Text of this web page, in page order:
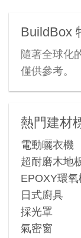
BuildBox
隨著全球化
僅供參考。
熱門建材
電動曬衣機
超耐磨木地
EPOXY環氧
日式廚具
採光罩
氣密窗